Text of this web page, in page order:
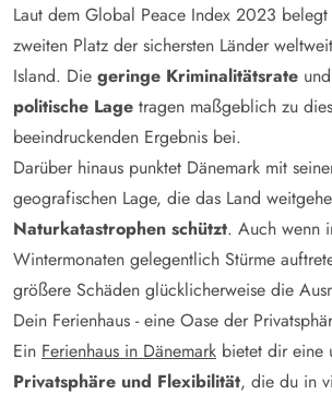
Laut dem Global Peace Index 2023 belegt
zweiten Platz der sichersten Länder
Island. Die geringe Kriminalitätsrate
politische Lage tragen maßgeblich zu
beeindruckenden Ergebnis bei.
Darüber hinaus punktet Dänemark mit
geografischen Lage, die das Land
Naturkatastrophen schützt. Auch wenn
Wintermonaten gelegentlich Stürme
größere Schäden glücklicherweise die
Dein Ferienhaus - eine Oase der
Ein Ferienhaus in Dänemark bietet dir eine
Privatsphäre und Flexibilität, die du in